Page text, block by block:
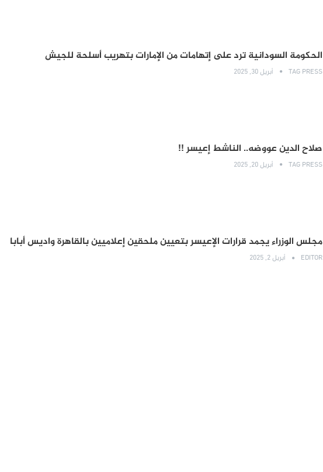
الحكومة السودانية ترد على إتهامات من الإمارات بتهريب أسلحة للجيش
TAG PRESS أبريل 30, 2025
صلاح الدين عووضه.. الناشط إعيسر !!
TAG PRESS أبريل 20, 2025
مجلس الوزراء يجمد قرارات الإعيسر بتعيين ملحقين إعلاميين بالقاهرة واديس أبابا
EDITOR أبريل 2, 2025